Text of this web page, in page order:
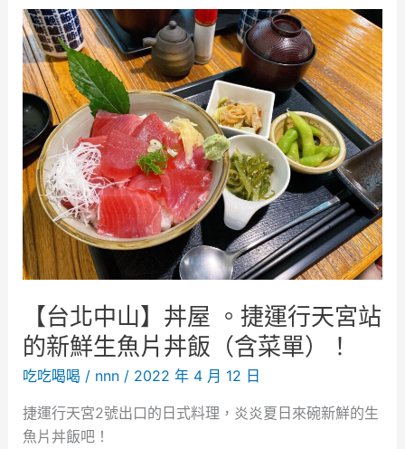
日
式
料
理
～
握
壽
司
。
丼
飯
。
板
橋
】
新
埔
站
的
平
價
美
食
清
（
續
更
新
【台北中山】丼屋 。捷運行天宮站
的新鮮生魚片丼飯（含菜單）！
吃吃喝喝 / nnn / 2022 年 4 月 12 日
捷運行天宮2號出口的日式料理，炎炎夏日來碗新鮮的生
魚片丼飯吧！